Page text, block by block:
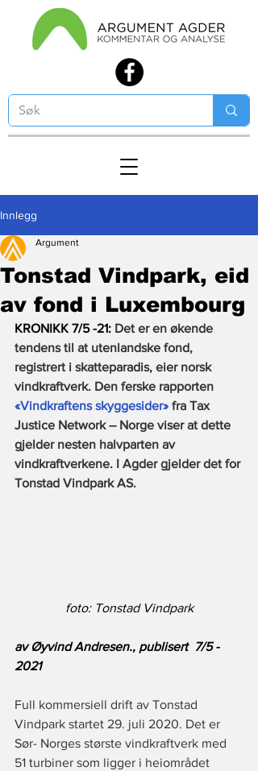
Innlegg
Tonstad Vindpark, eid
av fond i Luxembourg
Argument
KRONIKK 7/5 -21: Det er en økende
tendens til at utenlandske fond,
registrert i skatteparadis, eier norsk
vindkraftverk. Den ferske rapporten
«Vindkraftens skyggesider» fra Tax
Justice Network – Norge viser at dette
gjelder nesten halvparten av
vindkraftverkene. I Agder gjelder det for
Tonstad Vindpark AS.
foto: Tonstad Vindpark
av Øyvind Andresen., publisert  7/5 -
2021
Full kommersiell drift av Tonstad
Vindpark startet 29. juli 2020. Det er
Sør- Norges største vindkraftverk med
51 turbiner som ligger i heiområdet